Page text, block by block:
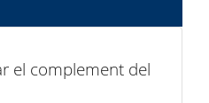
el complement del